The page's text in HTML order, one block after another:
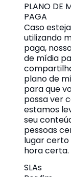
PLANO DE
PAGA
Caso
utilizando
paga,
de mídia
plano de
para que
possa ver
estamos
seu
pessoas
lugar certo
hora certa.
SLAs